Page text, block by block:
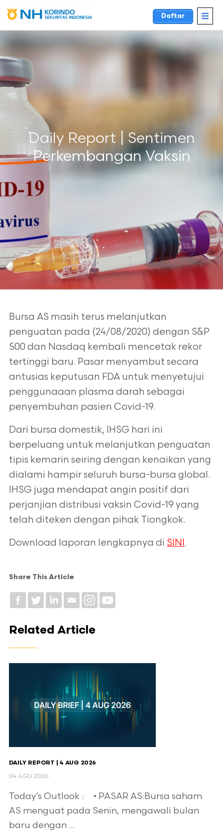
Daftar
Daily Report | Sentimen
Perkembangan Vaksin
Bursa AS masih terus melanjutkan
penguatan pada (24/08/2020) dengan S&P
500 dan Nasdaq kembali mencetak rekor
tertinggi baru. Pasar menyambut secara
antusias keputusan FDA untuk menyetujui
penggunaaan plasma darah sebagai
penyembuhan pasien Covid-19.
Dari bursa domestik, IHSG hari ini
berpeluang untuk melanjutkan penguatan
tipis kemarin seiring dengan kenaikan yang
dialami hampir seluruh bursa-bursa global.
IHSG juga mendapat angin positif dari
perjanjian distribusi vaksin Covid-19 yang
telah diteken dengan pihak Tiongkok.
Download laporan lengkapnya di SINI.
Share This Article
Related Article
DAILY REPORT | 4 AUG 2026
04 AGU 2026
Today’s Outlook : • PASAR AS:Bursa saham
AS menguat pada Senin, mengawali bulan
baru dengan ...